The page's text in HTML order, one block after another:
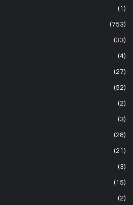
(1)
(753)
(33)
(4)
(27)
(52)
(2)
(3)
(28)
(21)
(3)
(15)
(2)